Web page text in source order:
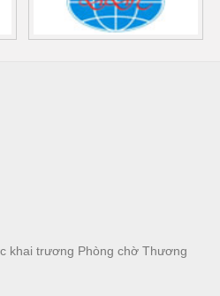
khai trương Phòng chờ Thương